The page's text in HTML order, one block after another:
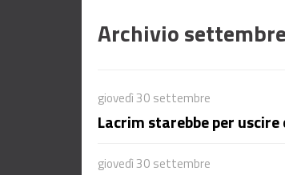
Archivio
giovedì 30 settembre
Lacrim starebbe per
giovedì 30 settembre